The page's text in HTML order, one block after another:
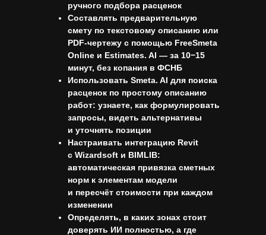
ручного подбора расценок
Составлять предварительную
смету по текстовому описанию или
PDF-чертежу с помощью FreeSmeta
Online и Estimates. AI — за 10−15
минут, без копания в ФСНБ
Использовать Smeta. AI для поиска
расценок по простому описанию
работ: узнаете, как формулировать
запросы, видеть альтернативы
и уточнять позиции
Настраивать интеграцию Revit
с Wizardsoft и BIMLIB:
автоматическая привязка сметных
норм к элементам модели
и пересчёт стоимости при каждом
изменении
Определять, в каких зонах стоит
доверять ИИ полностью, а где